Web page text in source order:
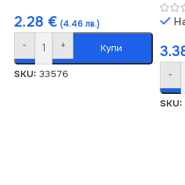
2.28 € (4.46 лв.)
- + Купи
SKU: 33576 -
SKU: